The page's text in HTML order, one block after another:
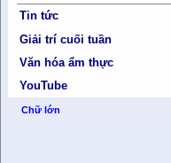
Tin tức
Giải trí cuối tuần
Văn hóa ẩm thực
YouTube
Chữ lớn